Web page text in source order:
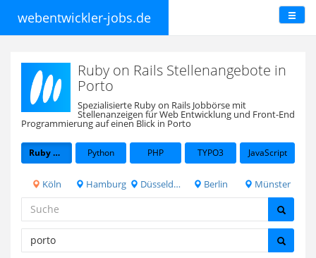
webentwickler-jobs.de
Ruby on Rails Stellenangebote in
Porto
Spezialisierte Ruby on Rails Jobbörse mit
Stellenanzeigen für Web Entwicklung und Front-End
Programmierung auf einen Blick in Porto
Ruby on Rails Python PHP TYPO3 JavaScript
Köln Hamburg Düsseldorf Berlin Münster